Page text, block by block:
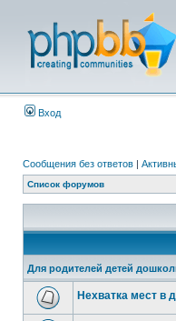
Вход
Сообщения без ответов |
Список форумов
Для родителей детей
Нехватка мест в